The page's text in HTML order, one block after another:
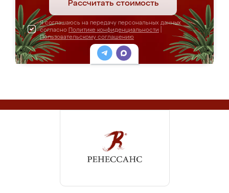
Рассчитать стоимость
Я соглашаюсь на передачу персональных данных
согласно Политике конфиденциальности
Пользовательскому соглашению